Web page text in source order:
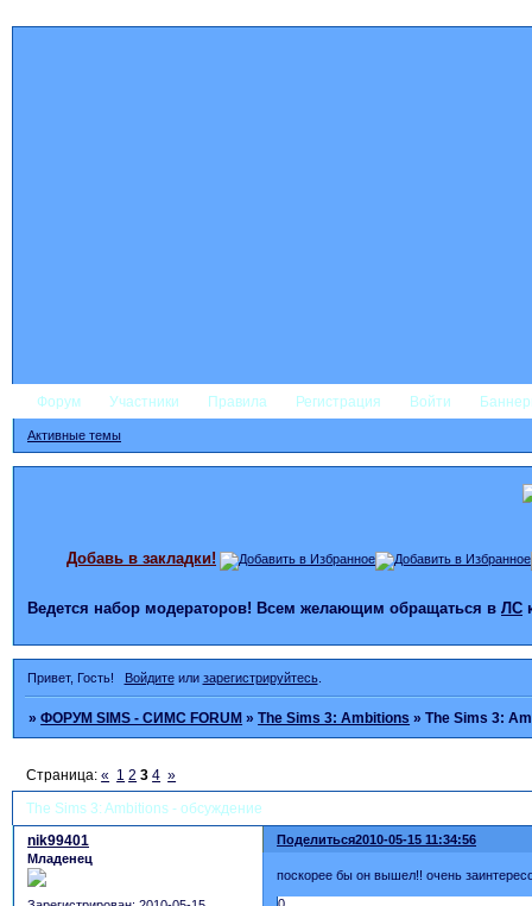
Форум Участники Правила Регистрация Войти
Активные темы
Добавь в закладки!
Ведется набор модераторов! Всем желающим обращаться в ЛС
Привет, Гость! Войдитеили зарегистрируйтесь.
»ФОРУМ SIMS - СИМС FORUM »The Sims 3: Ambitions »The Sims 3:
The Sims 3: Ambitions - обсуждение
Страница:« 1 2 3 4 »
Поделиться2010-05-15 11:34:56
nik99401
Младенец
поскорее бы он вышел!! очень
0